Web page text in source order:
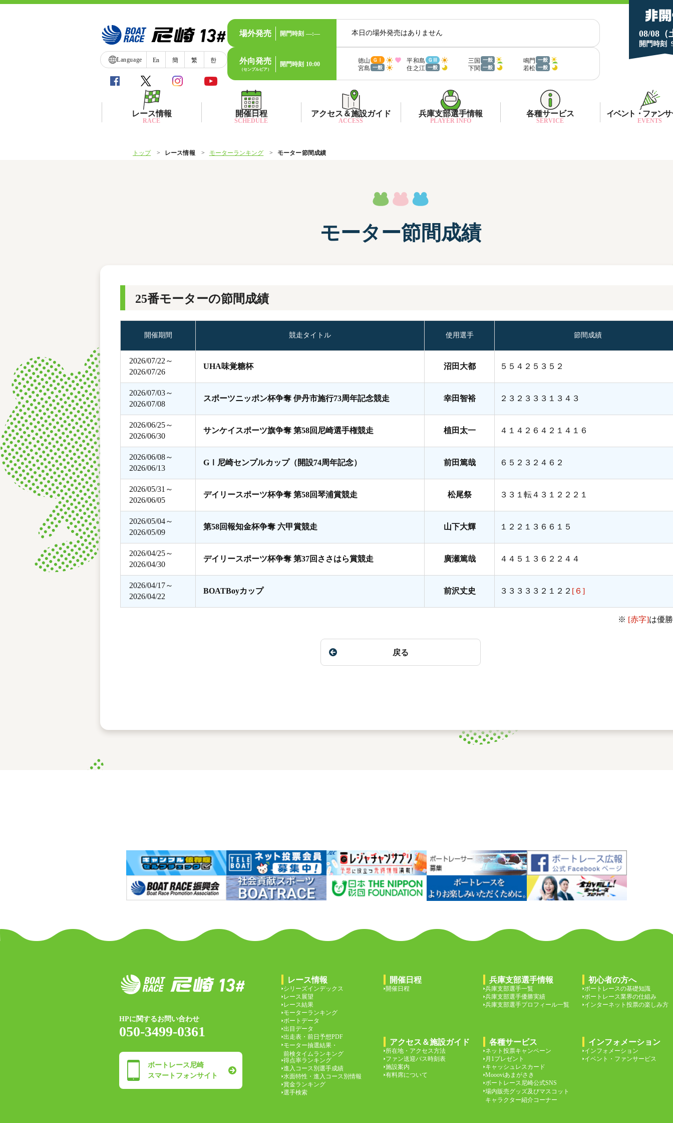
08/08（
開門時刻
Language En 簡 繁 한
場外発売 開門時刻 —:— 本日の場外発売はありません
外向発売
（センプルピア）
開門時刻 10:00 徳山 ＧⅠ 平和島 ＧⅢ 三国 一般 鳴門 一般
宮島 一般 住之江 一般 下関 一般 若松 一般
レース情報
RACE
ボートデータ
前検タイムランキング
選手検索
開催日程
SCHEDULE
アクセス＆施設ガイド
ACCESS
ファン送迎バス時刻表
施設案内
兵庫支部選手情報
PLAYER INFO
兵庫支部選手優勝実績
兵庫支部選手プロフィール一覧
各種サービス
SERVICE
マスコットキャラクター
イベント・ファン
EVENTS
トップ レース情報 モーターランキング モーター節間成績
モーター節間成績
25番モーターの節間成績
開催期間 競走タイトル 使用選手 節間成績
2026/07/22～
2026/07/26
UHA味覚糖杯 沼田大都 ５５４２５３５２
2026/07/03～
2026/07/08
スポーツニッポン杯争奪 伊丹市施行73周年記念競走 幸田智裕 ２３２３３３１３４３
2026/06/25～
2026/06/30
サンケイスポーツ旗争奪 第58回尼崎選手権競走 植田太一 ４１４２６４２１４１６
2026/06/08～
2026/06/13
GⅠ尼崎センプルカップ（開設74周年記念） 前田篤哉 ６５２３２４６２
2026/05/31～
2026/06/05
デイリースポーツ杯争奪 第58回琴浦賞競走 松尾祭 ３３１転４３１２２２１
2026/05/04～
2026/05/09
第58回報知金杯争奪 六甲賞競走 山下大輝 １２２１３６６１５
2026/04/25～
2026/04/30
デイリースポーツ杯争奪 第37回ささはら賞競走 廣瀬篤哉 ４４５１３６２２４４
2026/04/17～
2026/04/22
BOATBoyカップ 前沢丈史 ３３３３３２１２２ [６]
※ [赤字]は優
戻る
HPに関するお問い合わせ
050-3499-0361
ボートレース尼崎
スマートフォンサイト
レース情報
シリーズインデックス
レース展望
レース結果
モーターランキング
ボートデータ
出目データ
出走表・前日予想PDF
モーター抽選結果・
前検タイムランキング
得点率ランキング
進入コース別選手成績
水面特性・進入コース別情報
賞金ランキング
選手検索
開催日程
開催日程
アクセス＆施設ガイド
所在地・アクセス方法
ファン送迎バス時刻表
施設案内
有料席について
兵庫支部選手情報
兵庫支部選手一覧
兵庫支部選手優勝実績
兵庫支部選手プロフィール一覧
各種サービス
ネット投票キャンペーン
月1プレゼント
キャッシュレスカード
Moooviあまがさき
ボートレース尼崎公式SNS
場内販売グッズ及びマスコット
キャラクター紹介コーナー
初心者の方へ
ボートレースの基礎知識
ボートレース業界の仕組み
インターネット投票の楽しみ方
インフォメーション
インフォメーション
イベント・ファンサービス